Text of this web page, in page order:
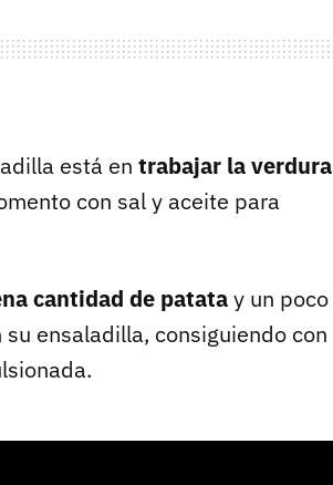
está en trabajar la verdura
con sal y aceite para
cantidad de patatay un poco
ensaladilla, consiguiendo con